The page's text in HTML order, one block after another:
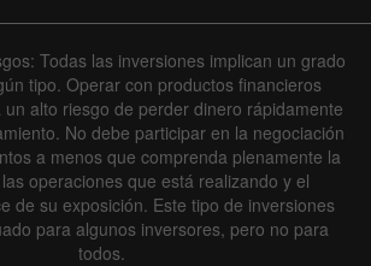
Todas las inversiones implican un grado
tipo. Operar con productos financieros
alto riesgo de perder dinero rápidamente
No debe participar en la negociación
a menos que comprenda plenamente la
operaciones que está realizando y el
de su exposición. Este tipo de inversiones
para algunos inversores, pero no para
todos.